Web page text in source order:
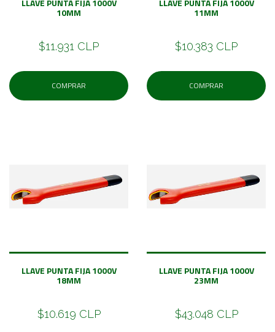
LLAVE PUNTA FIJA 1000V
10MM
$11.931 CLP
COMPRAR
LLAVE PUNTA FIJA 1000V
11MM
$10.383 CLP
COMPRAR
LLAVE PUNTA FIJA 1000V
18MM
$10.619 CLP
LLAVE PUNTA FIJA 1000V
23MM
$43.048 CLP